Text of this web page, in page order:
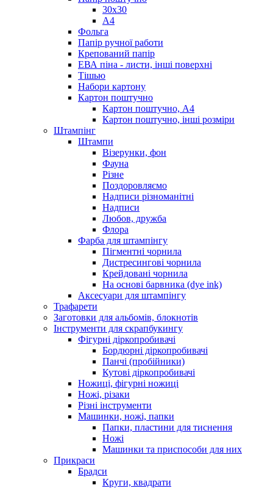
30х30
А4
Фольга
Папір ручної работи
Крепований папір
ЕВА піна - листи, інші поверхні
Тішью
Набори картону
Картон поштучно
Картон поштучно, А4
Картон поштучно, інші розміри
Штампінг
Штампи
Візерунки, фон
Фауна
Різне
Поздоровляємо
Надписи різноманітні
Надписи
Любов, дружба
Флора
Фарба для штампінгу
Пігментні чорнила
Дистресингові чорнила
Крейдовані чорнила
На основі барвника (dye ink)
Аксесуари для штампінгу
Трафарети
Заготовки для альбомів, блокнотів
Інструменти для скрапбукингу
Фігурні діркопробивачі
Бордюрні діркопробивачі
Панчі (пробійники)
Кутові діркопробивачі
Ножиці, фігурні ножиці
Ножі, різаки
Різні інструменти
Машинки, ножі, папки
Папки, пластини для тиснення
Ножі
Машинки та приспособи для них
Прикраси
Брадси
Круги, квадрати